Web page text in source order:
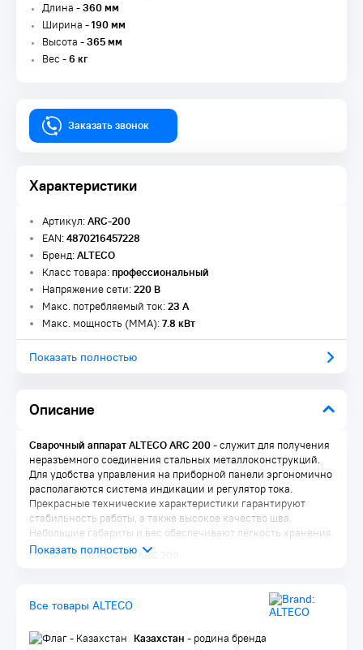
Длина -360 мм
Ширина -190 мм
Высота -365 мм
Вес -6 кг
Заказать звонок
Характеристики
Описание
Артикул:ARC-200
EAN:4870216457228
Бренд:ALTECO
Класс товара:профессиональный
Напряжение сети:220 В
Макс. потребляемый ток:23 А
Макс. мощность (MMA):7.8 кВт
Показать полностью
Сварочный аппарат ALTECO ARC 200- служит для получения
неразъемного соединения стальных металлоконструкций.
Для удобства управления на приборной панели эргономично
располагаются система индикации и регулятор тока.
Прекрасные технические характеристики гарантируют
стабильность работы, а также высокое качество шва.
Небольшие габариты и вес обеспечивают легкость хранения.
Особенности ALTECO ARC 200
Форсаж дуги
Комплектация:
Все товары ALTECO
Казахстан - родина бренда